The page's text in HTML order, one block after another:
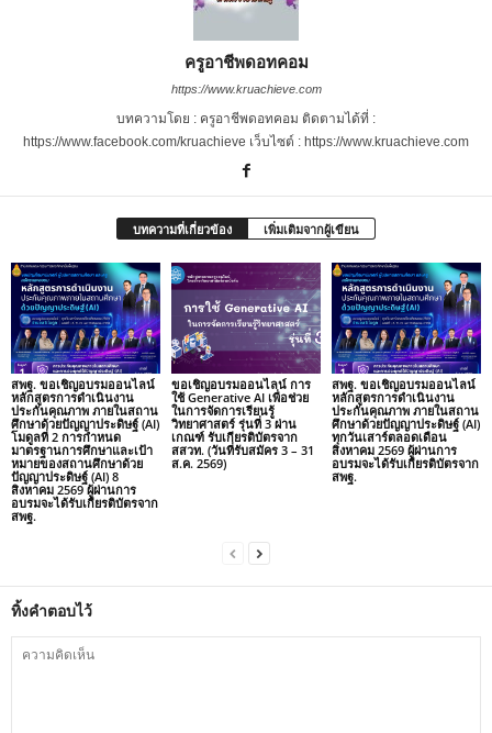
ครูอาชีพดอทคอม
https://www.kruachieve.com
บทความโดย : ครูอาชีพดอทคอม ติดตามได้ที่ :
https://www.facebook.com/kruachieve เว็บไซต์ : https://www.kruachieve.com
บทความที่เกี่ยวข้อง เพิ่มเติมจากผู้เขียน
สพฐ. ขอเชิญอบรมออนไลน์
หลักสูตรการดำเนินงาน
ประกันคุณภาพ ภายในสถาน
ศึกษาด้วยปัญญาประดิษฐ์ (AI)
โมดูลที่ 2 การกำหนด
มาตรฐานการศึกษาและเป้า
หมายของสถานศึกษาด้วย
ปัญญาประดิษฐ์ (AI) 8
สิงหาคม 2569 ผู้ผ่านการ
อบรมจะได้รับเกียรติบัตรจาก
สพฐ.
ขอเชิญอบรมออนไลน์ การ
ใช้ Generative AI เพื่อช่วย
ในการจัดการเรียนรู้
วิทยาศาสตร์ รุ่นที่ 3 ผ่าน
เกณฑ์ รับเกียรติบัตรจาก
สสวท. (วันที่รับสมัคร 3 – 31
ส.ค. 2569)
สพฐ. ขอเชิญอบรมออนไลน์
หลักสูตรการดำเนินงาน
ประกันคุณภาพ ภายในสถาน
ศึกษาด้วยปัญญาประดิษฐ์ (AI)
ทุกวันเสาร์ตลอดเดือน
สิงหาคม 2569 ผู้ผ่านการ
อบรมจะได้รับเกียรติบัตรจาก
สพฐ.
ทิ้งคำตอบไว้